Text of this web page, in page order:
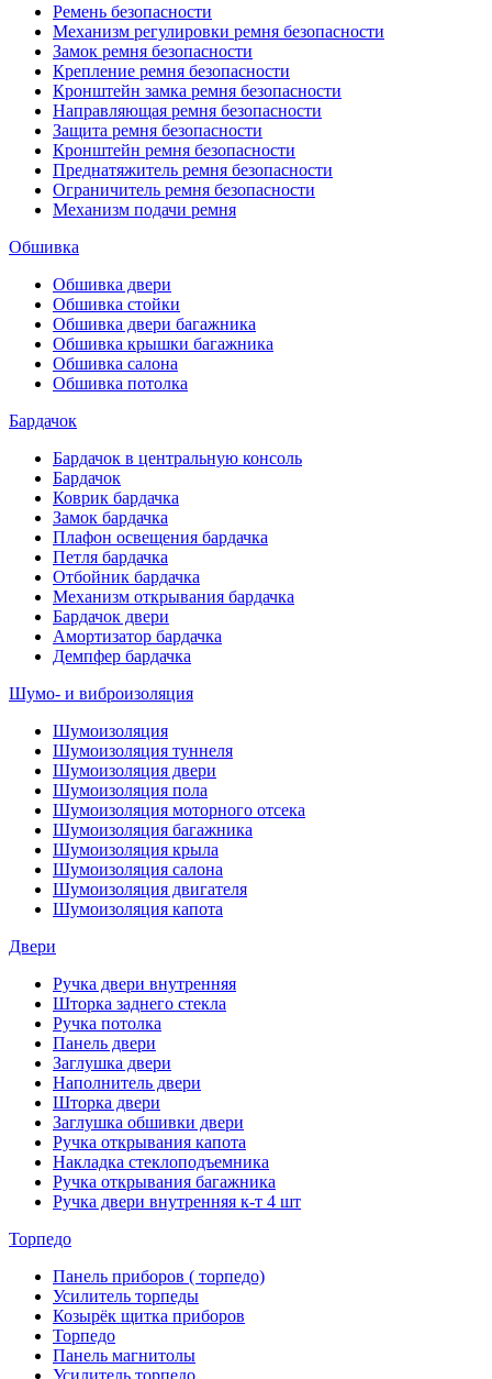
Ремень безопасности
Механизм регулировки ремня безопасности
Замок ремня безопасности
Крепление ремня безопасности
Кронштейн замка ремня безопасности
Направляющая ремня безопасности
Защита ремня безопасности
Кронштейн ремня безопасности
Преднатяжитель ремня безопасности
Ограничитель ремня безопасности
Механизм подачи ремня
Обшивка
Обшивка двери
Обшивка стойки
Обшивка двери багажника
Обшивка крышки багажника
Обшивка салона
Обшивка потолка
Бардачок
Бардачок в центральную консоль
Бардачок
Коврик бардачка
Замок бардачка
Плафон освещения бардачка
Петля бардачка
Отбойник бардачка
Механизм открывания бардачка
Бардачок двери
Амортизатор бардачка
Демпфер бардачка
Шумо- и виброизоляция
Шумоизоляция
Шумоизоляция туннеля
Шумоизоляция двери
Шумоизоляция пола
Шумоизоляция моторного отсека
Шумоизоляция багажника
Шумоизоляция крыла
Шумоизоляция салона
Шумоизоляция двигателя
Шумоизоляция капота
Двери
Ручка двери внутренняя
Шторка заднего стекла
Ручка потолка
Панель двери
Заглушка двери
Наполнитель двери
Шторка двери
Заглушка обшивки двери
Ручка открывания капота
Накладка стеклоподъемника
Ручка открывания багажника
Ручка двери внутренняя к-т 4 шт
Торпедо
Панель приборов ( торпедо)
Усилитель торпеды
Козырёк щитка приборов
Торпедо
Панель магнитолы
Усилитель торпедо